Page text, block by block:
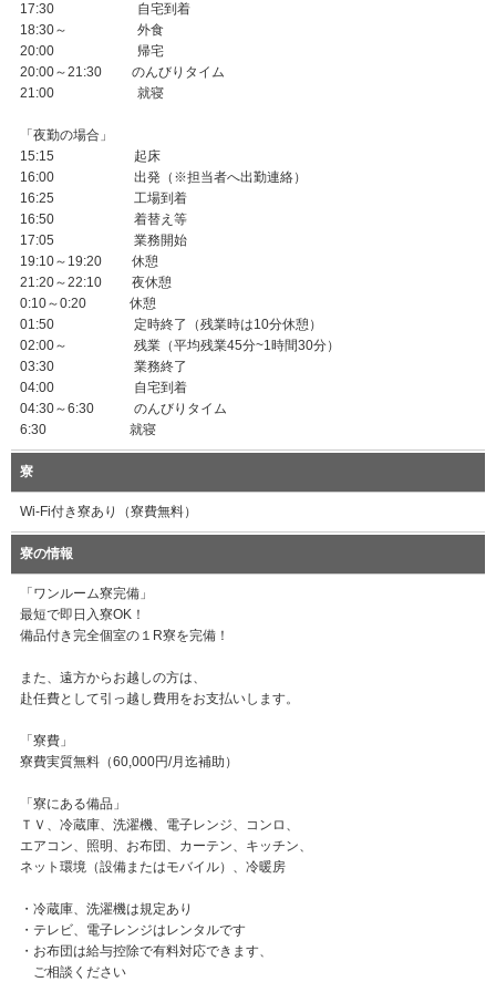
17:30 自宅到着
18:30～ 外食
20:00 帰宅
20:00～21:30 のんびりタイム
21:00 就寝
「夜勤の場合」
15:15 起床
16:00 出発（※担当者へ出勤連絡）
16:25 工場到着
16:50 着替え等
17:05 業務開始
19:10～19:20 休憩
21:20～22:10 夜休憩
0:10～0:20 休憩
01:50 定時終了（残業時は10分休憩）
02:00～ 残業（平均残業45分~1時間30分）
03:30 業務終了
04:00 自宅到着
04:30～6:30 のんびりタイム
6:30 就寝
寮
Wi-Fi付き寮あり（寮費無料）
寮の情報
「ワンルーム寮完備」
最短で即日入寮OK！
備品付き完全個室の１R寮を完備！
また、遠方からお越しの方は、
赴任費として引っ越し費用をお支払いします。
「寮費」
寮費実質無料（60,000円/月迄補助）
「寮にある備品」
ＴＶ、冷蔵庫、洗濯機、電子レンジ、コンロ、
エアコン、照明、お布団、カーテン、キッチン、
ネット環境（設備またはモバイル）、冷暖房
・冷蔵庫、洗濯機は規定あり
・テレビ、電子レンジはレンタルです
・お布団は給与控除で有料対応できます、
ご相談ください